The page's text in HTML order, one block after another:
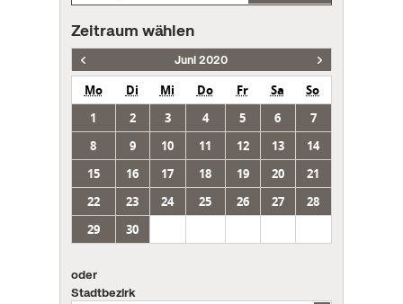
Zeitraum wählen
Juni 2020
Mo Di Mi Do Fr Sa
So
1
2 3 4 5 6
7
8
9 10 11 12 13
14
15
16 17 18 19 20
21
22
23 24 25 26 27
28
29
30
oder
Stadtbezirk